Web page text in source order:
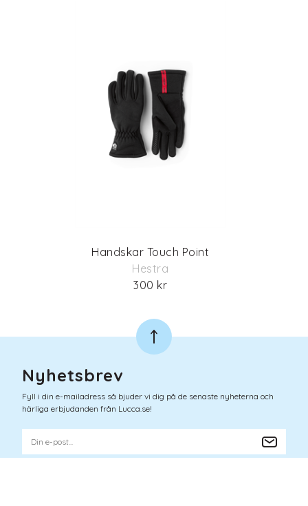
Handskar Touch Point
Hestra
300 kr
Nyhetsbrev
Fyll i din e-mailadress så bjuder vi dig på de senaste nyheterna och
härliga erbjudanden från Lucca.se!